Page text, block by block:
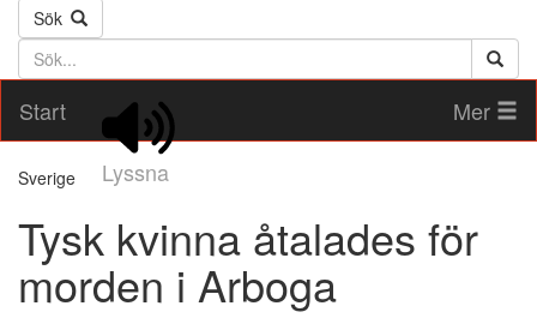
Sök
Söktext
Start
Lyssna
Mer
Sverige
Tysk kvinna åtalades för
morden i Arboga